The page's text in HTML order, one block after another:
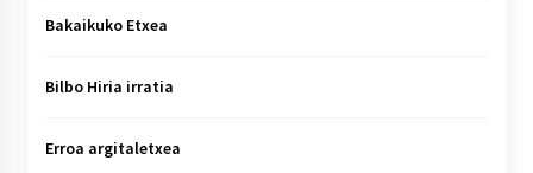
Bakaikuko Etxea
Bilbo Hiria irratia
Erroa argitaletxea